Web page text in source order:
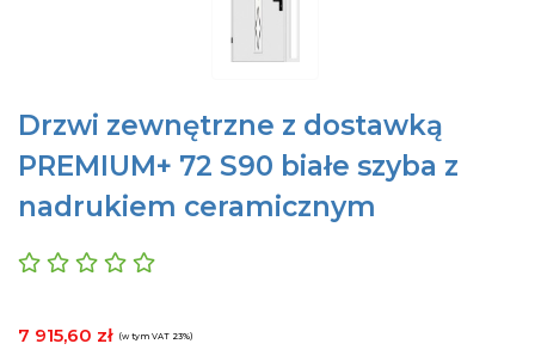
Drzwi zewnętrzne z dostawką
PREMIUM+ 72 S90 białe szyba z
nadrukiem ceramicznym
7 915,60 zł (w tym VAT 23%)